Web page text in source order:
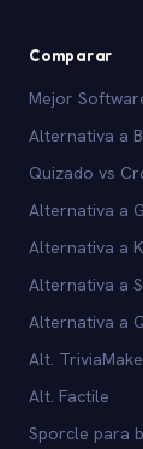
Comparar
Mejor
Alternativa a
Quizado vs
Alternativa a
Alternativa a
Alternativa a
Alternativa a
Alt.
Alt. Factile
Sporcle para